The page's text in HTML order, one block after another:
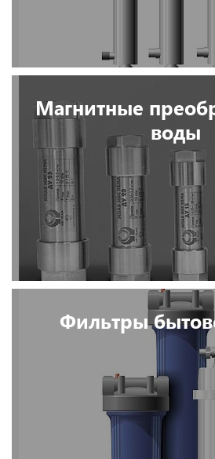
Магнитные
воды
Фильтры